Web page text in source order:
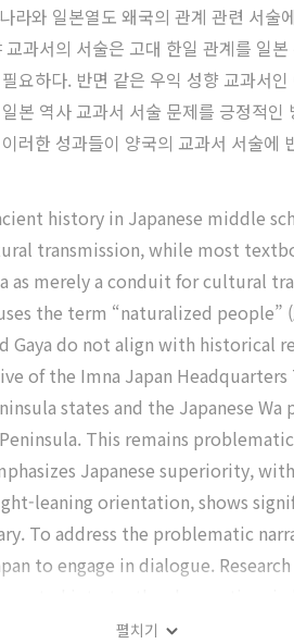
와 일본열도 왜국의 관계 관련 서
과서의 서술은 고대 한일 관계를 일
요하다. 반면 같은 우익 성향 교과서
본 역사 교과서 서술 문제를 긍정적
러한 성과들이 양국의 교과서 서술에
history in Japanese middle
transmission, while most
as merely a conduit for cultural
the term “naturalized people”
Gaya do not align with historical
of the Imna Japan Headquarters
states and the Japanese
This remains
Japanese superiority,
leaning orientation, shows
To address the problematic
to engage in dialogue.
펼치기